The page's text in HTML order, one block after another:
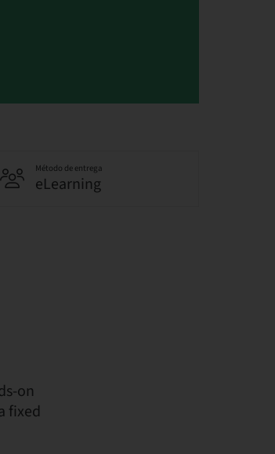
Método de entrega
eLearning
on
fixed